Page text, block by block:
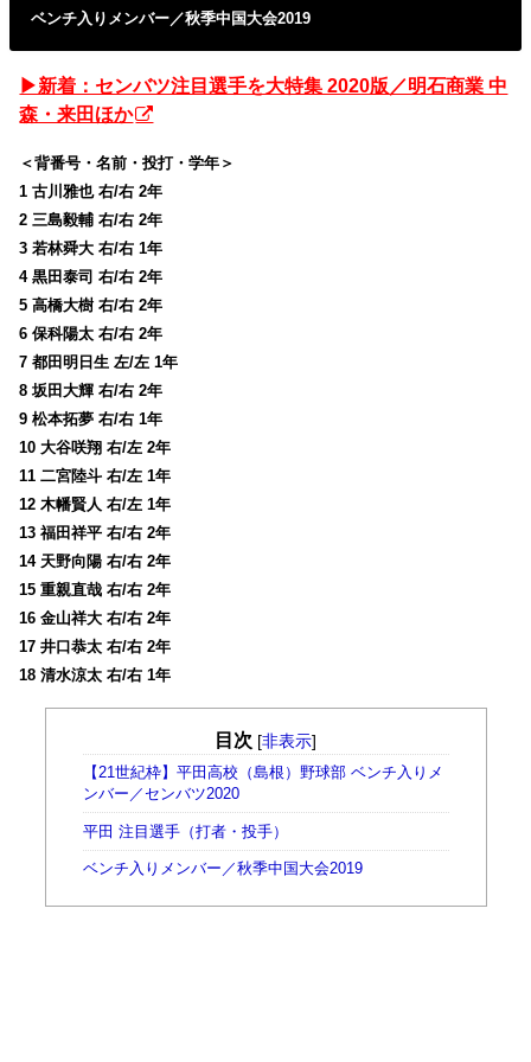
ベンチ入りメンバー／秋季中国大会2019
▶︎新着：センバツ注目選手を大特集 2020版／明石商業 中
森・来田ほか
＜背番号・名前・投打・学年＞
1 古川雅也 右/右 2年
2 三島毅輔 右/右 2年
3 若林舜大 右/右 1年
4 黒田泰司 右/右 2年
5 高橋大樹 右/右 2年
6 保科陽太 右/右 2年
7 都田明日生 左/左 1年
8 坂田大輝 右/右 2年
9 松本拓夢 右/右 1年
10 大谷咲翔 右/左 2年
11 二宮陸斗 右/左 1年
12 木幡賢人 右/左 1年
13 福田祥平 右/右 2年
14 天野向陽 右/右 2年
15 重親直哉 右/右 2年
16 金山祥大 右/右 2年
17 井口恭太 右/右 2年
18 清水涼太 右/右 1年
目次 [非表示]
【21世紀枠】平田高校（島根）野球部 ベンチ入りメ
ンバー／センバツ2020
平田 注目選手（打者・投手）
ベンチ入りメンバー／秋季中国大会2019